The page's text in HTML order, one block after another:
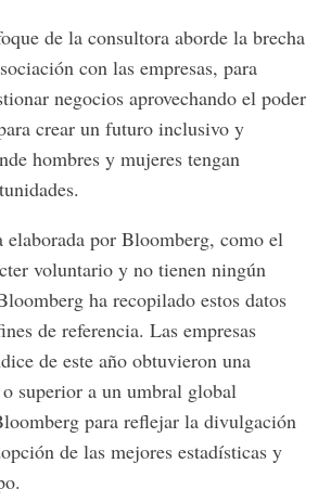
de la consultora aborde la brecha
con las empresas, para
negocios aprovechando el poder
crear un futuro inclusivo y
hombres y mujeres tengan
elaborada por Bloomberg, como el
voluntario y no tienen ningún
ha recopilado estos datos
de referencia. Las empresas
de este año obtuvieron una
superior a un umbral global
para reflejar la divulgación
de las mejores estadísticas y